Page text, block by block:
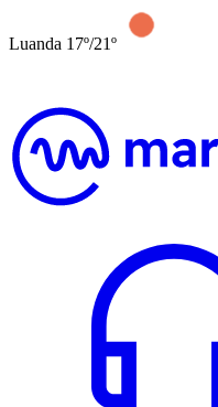
Luanda 17º/21º